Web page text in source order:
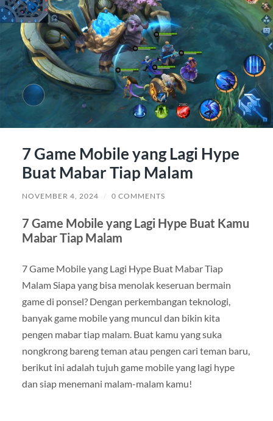
7 Game Mobile yang Lagi Hype
Buat Mabar Tiap Malam
NOVEMBER 4, 2024 / 0 COMMENTS
7 Game Mobile yang Lagi Hype Buat Kamu
Mabar Tiap Malam
7 Game Mobile yang Lagi Hype Buat Mabar Tiap
Malam Siapa yang bisa menolak keseruan bermain
game di ponsel? Dengan perkembangan teknologi,
banyak game mobile yang muncul dan bikin kita
pengen mabar tiap malam. Buat kamu yang suka
nongkrong bareng teman atau pengen cari teman baru,
berikut ini adalah tujuh game mobile yang lagi hype
dan siap menemani malam-malam kamu!